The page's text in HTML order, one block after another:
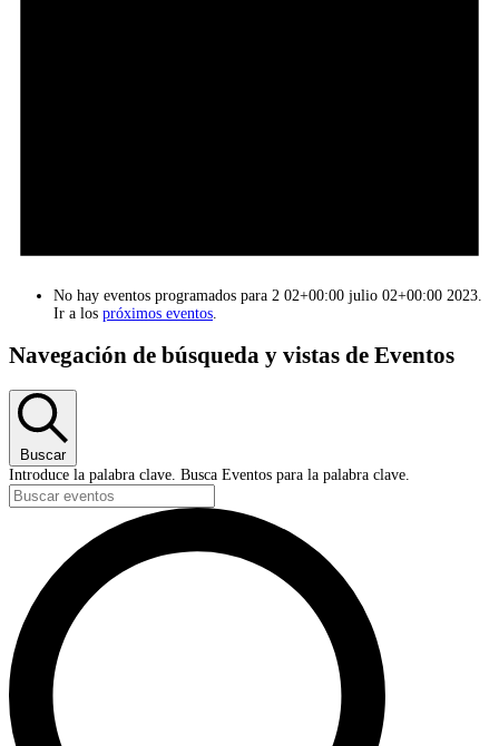
No hay eventos programados para 2 02+00:00 julio 02+00:00 2023.
Ir a los próximos eventos
Navegación de búsqueda y vistas de Eventos
Buscar
Introduce la palabra clave. Busca Eventos para la palabra clave.